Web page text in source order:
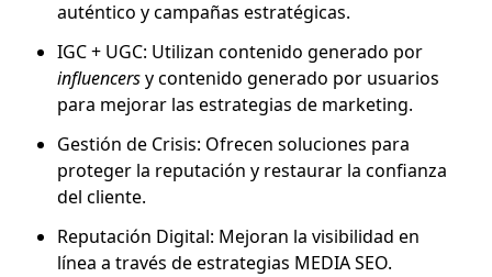
auténtico y campañas estratégicas.
IGC + UGC: Utilizan contenido generado por
influencersy contenido generado por usuarios
para mejorar las estrategias de marketing.
Gestión de Crisis: Ofrecen soluciones para
proteger la reputación y restaurar la confianza
del cliente.
Reputación Digital: Mejoran la visibilidad en
línea a través de estrategias MEDIA SEO.